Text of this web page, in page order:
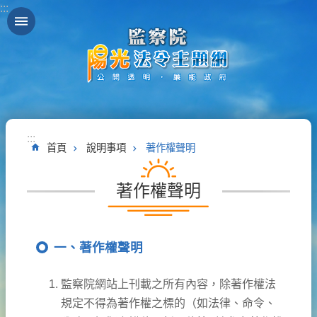
跳到主要內容區塊
:::
:::
首頁 說明事項 著作權聲明
著作權聲明
一、著作權聲明
監察院網站上刊載之所有內容，除著作權法
規定不得為著作權之標的（如法律、命令、